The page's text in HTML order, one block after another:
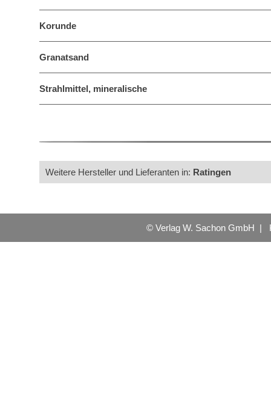
Korunde
Granatsand
Strahlmittel, mineralische
Weitere Hersteller und Lieferanten in: Ratingen
© Verlag W. Sachon GmbH |